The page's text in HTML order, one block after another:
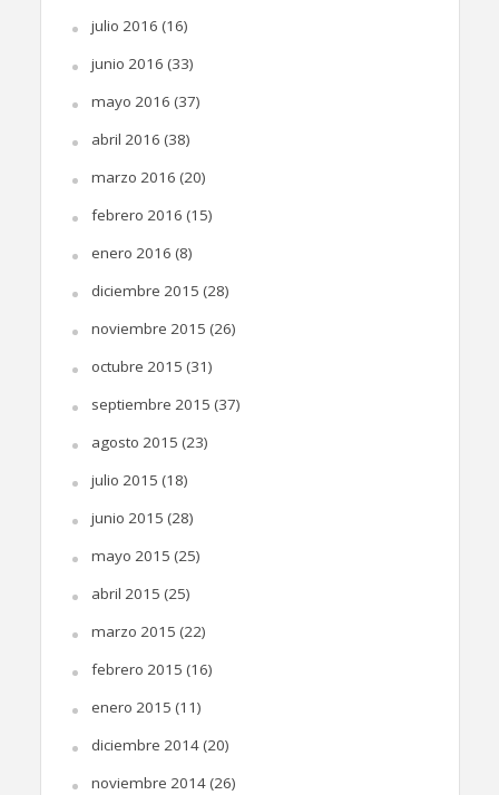
julio 2016 (16)
junio 2016 (33)
mayo 2016 (37)
abril 2016 (38)
marzo 2016 (20)
febrero 2016 (15)
enero 2016 (8)
diciembre 2015 (28)
noviembre 2015 (26)
octubre 2015 (31)
septiembre 2015 (37)
agosto 2015 (23)
julio 2015 (18)
junio 2015 (28)
mayo 2015 (25)
abril 2015 (25)
marzo 2015 (22)
febrero 2015 (16)
enero 2015 (11)
diciembre 2014(20)
noviembre 2014(26)